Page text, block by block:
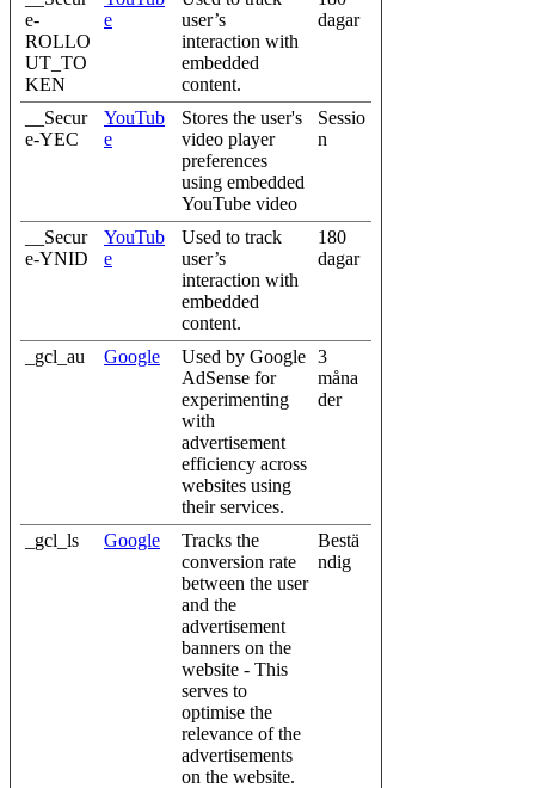
e-
ROLLO
UT_TO
KEN
e
user’s
interaction with
embedded
content.
dagar
__Secur
e-YEC
YouTub
e
Stores the user's
video player
preferences
using embedded
YouTube video
Sessio
n
__Secur
e-YNID
YouTub
e
Used to track
user’s
interaction with
embedded
content.
180
dagar
_gcl_au Google
Used by Google
AdSense for
experimenting
with
advertisement
efficiency across
websites using
their services.
3
måna
der
_gcl_ls Google
Tracks the
conversion rate
between the user
and the
advertisement
banners on the
website - This
serves to
optimise the
relevance of the
advertisements
on the website.
Bestä
ndig